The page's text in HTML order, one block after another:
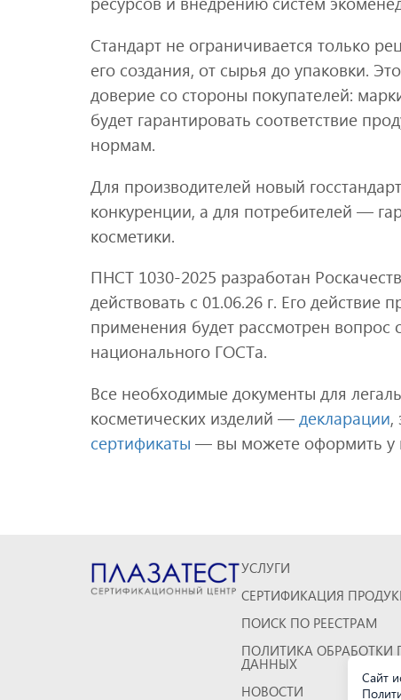
Стандарт не ограничивается только
его создания, от сырья до упаковки.
доверие со стороны покупателей:
будет гарантировать соответствие
нормам.
Для производителей новый
конкуренции, а для потребителей —
косметики.
ПНСТ 1030-2025 разработан
действовать с 01.06.26 г. Его действие
применения будет рассмотрен вопрос
национального ГОСТа.
Все необходимые документы для
косметических изделий — декларации,
сертификаты — вы можете оформить у
УСЛУГИ
СЕРТИФИКАЦИЯ
ПОИСК ПО РЕЕСТРАМ
ПОЛИТИКА ОБРАБОТКИ
ДАННЫХ
НОВОСТИ
Сайт